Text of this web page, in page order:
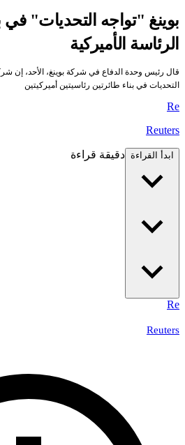
بوينغ "تواجه التحديات" في
الرئاسة الأميركية
قال رئيس وحدة الدفاع في شركة بوينغ، الأحد، إن
التحديات في بناء طائرتين رئاسيتين أميركيتين
Re
Reuters
ابدأ القراءة دقيقة قراءة
Re
Reuters